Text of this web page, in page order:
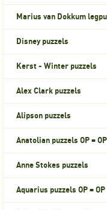
Marius van Dokkum
Disney puzzels
Kerst - Winter puzzels
Alex Clark puzzels
Alipson puzzels
Anatolian puzzels OP = OP
Anne Stokes puzzels
Aquarius puzzels OP = OP